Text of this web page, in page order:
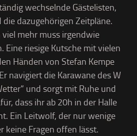
wechselnde Gästelisten,
dazugehörigen Zeitpläne.
viel mehr muss irgendwie
Eine riesige Kutsche mit vielen
Händen von Stefan Kempe
navigiert die Karawane des W
und sorgt mit Ruhe und
dass ihr ab 20h in der Halle
Ein Leitwolf, der nur wenige
keine Fragen offen lässt.